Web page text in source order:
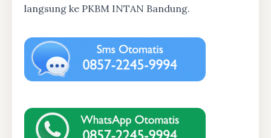
langsung ke PKBM INTAN Bandung.